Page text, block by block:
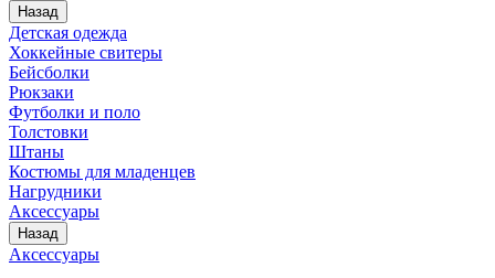
Назад
Детская одежда
Хоккейные свитеры
Бейсболки
Рюкзаки
Футболки и поло
Толстовки
Штаны
Костюмы для младенцев
Нагрудники
Аксессуары
Назад
Аксессуары